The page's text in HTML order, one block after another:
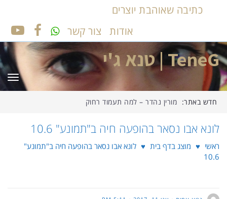
כתיבה שאוהבת יוצרים
אודות
צור קשר
TeneG | טנא ג'י
חדש באתר: מורין נהדר – למה תעמוד רחוק
לונא אבו נסאר בהופעה חיה ב"תמונע" 10.6
ראשי ♥ מוצג בדף בית ♥ לונא אבו נסאר בהופעה חיה ב"תמונע"
10.6